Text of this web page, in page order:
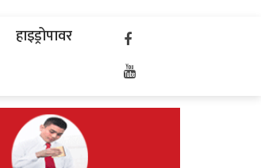
हाइड्रोपावर